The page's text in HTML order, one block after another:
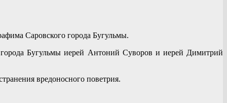
Саровского города Бугульмы.
Бугульмы иерей Антоний Суворов и иерей Димитрий
вредоносного поветрия.